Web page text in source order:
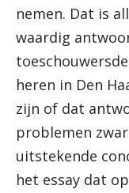
nemen. Dat is
waardig
heren in Den
zijn of dat
problemen
uitstekende
het essay dat